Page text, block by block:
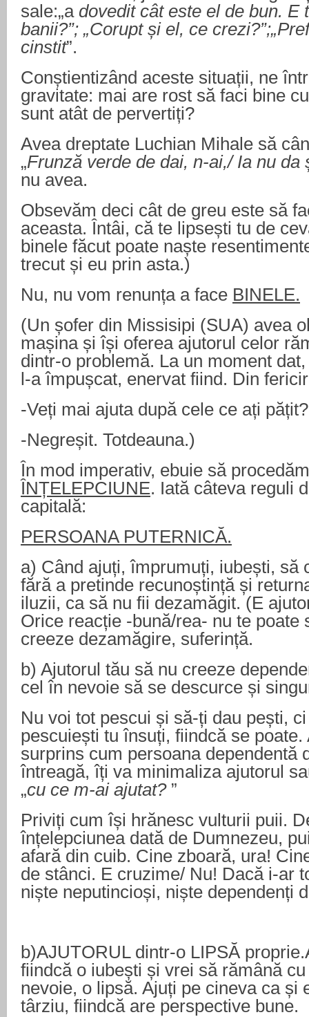
sale:„adovedit cât este el de bun. E
banii?”; „Corupt și el, ce
cinstit”.
Conștientizând aceste situații, ne
gravitate: mai are rost să faci bine
sunt atât de pervertiți?
Avea dreptate Luchian Mihale să
„Frunză verde de dai, n-ai,/ Ia nu da
nu avea.
Obsevăm deci cât de greu este să
aceasta. Întâi, că te lipsești tu de
binele făcut poate naște
trecut și eu prin asta.)
Nu, nu vom renunța a face BINELE.
(Un șofer din Missisipi (SUA) avea
mașina și își oferea ajutorul celor
dintr-o problemă. La un moment
l-a împușcat, enervat fiind. Din
-Veți mai ajuta după cele ce ați
-Negreșit. Totdeauna.)
În mod imperativ, ebuie să
ÎNȚELEPCIUNE. Iată câteva reguli
capitală:
PERSOANA PUTERNICĂ.
a) Când ajuți, împrumuți, iubești, să
fără a pretinde recunoștință și
iluzii, ca să nu fii dezamăgit. (E
Orice reacție -bună/rea- nu te poate
creeze dezamăgire, suferință.
b) Ajutorul tău să nu creeze
cel în nevoie să se descurce și
Nu voi tot pescui și să-ți dau pești,
pescuiești tu însuți, fiindcă se poate.
surprins cum persoana dependentă
întreagă, îți va minimaliza ajutorul
„cu ce m-ai ajutat?”
Priviți cum își hrănesc vulturii puii.
înțelepciunea dată de Dumnezeu,
afară din cuib. Cine zboară, ura!
de stânci. E cruzime/ Nu! Dacă i-ar
niște neputincioși, niște dependenți
b)AJUTORUL dintr-o LIPSĂ
fiindcă o iubești și vrei să rămână
nevoie, o lipsă. Ajuți pe cineva ca și
târziu, fiindcă are perspective bune.